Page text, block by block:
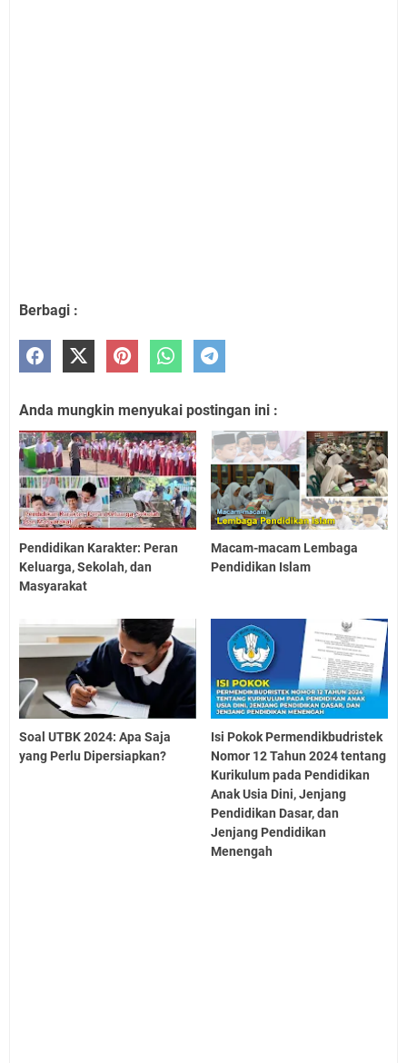
Berbagi :
Anda mungkin menyukai postingan ini :
Pendidikan Karakter: Peran
Keluarga, Sekolah, dan
Masyarakat
Macam-macam Lembaga
Pendidikan Islam
Soal UTBK 2024: Apa Saja
yang Perlu Dipersiapkan?
Isi Pokok Permendikbudristek
Nomor 12 Tahun 2024 tentang
Kurikulum pada Pendidikan
Anak Usia Dini, Jenjang
Pendidikan Dasar, dan
Jenjang Pendidikan
Menengah